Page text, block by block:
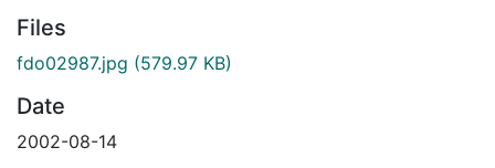
Files
fdo02987.jpg (579.97 KB)
Date
2002-08-14